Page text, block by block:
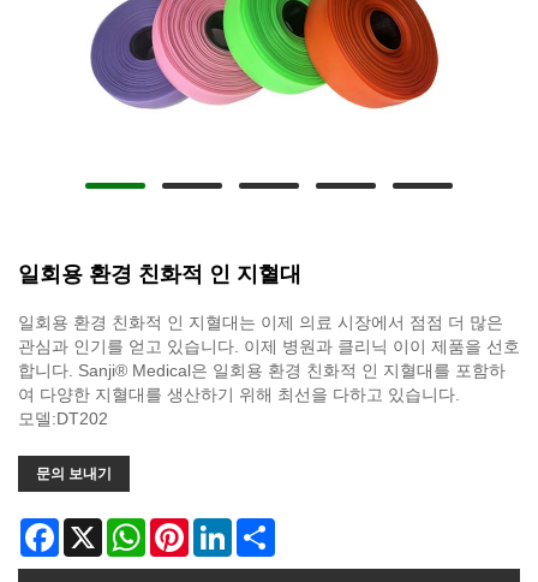
일회용 환경 친화적 인 지혈대
일회용 환경 친화적 인 지혈대는 이제 의료 시장에서 점점 더 많은
관심과 인기를 얻고 있습니다. 이제 병원과 클리닉 이이 제품을 선호
합니다. Sanji® Medical은 일회용 환경 친화적 인 지혈대를 포함하
여 다양한 지혈대를 생산하기 위해 최선을 다하고 있습니다.
모델:DT202
문의 보내기
Facebook
X WhatsAppPinterestLinkedIn